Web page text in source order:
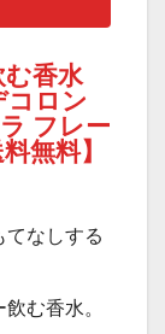
む香水
コロン
フレー
無料】
なしする
む香水。